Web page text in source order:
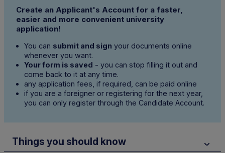
Create an Applicant's Account for a faster,
easier and more convenient university
application!
You can submit and sign your documents online
whenever you want.
Your form is saved - you can stop filling it out and
come back to it at any time.
any application fees, if required, can be paid online
if you are a foreigner or registering for the next year,
you can only register through the Candidate Account.
Things you should know